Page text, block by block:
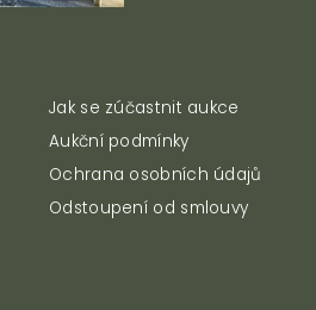
Jak se zúčastnit aukce
Aukční podmínky
Ochrana osobních údajů
Odstoupení od smlouvy